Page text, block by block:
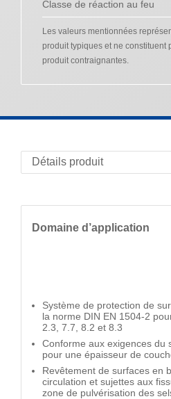
Classe de réaction au feu
Les valeurs mentionnées
produit typiques et ne constituent
produit contraignantes.
Domaine d’application
Système de protection de
la norme DIN EN 1504-2
2.3, 7.7, 8.2 et 8.3
Conforme aux exigences du
pour une épaisseur de
Revêtement de surfaces en
circulation et sujettes aux
zone de pulvérisation des